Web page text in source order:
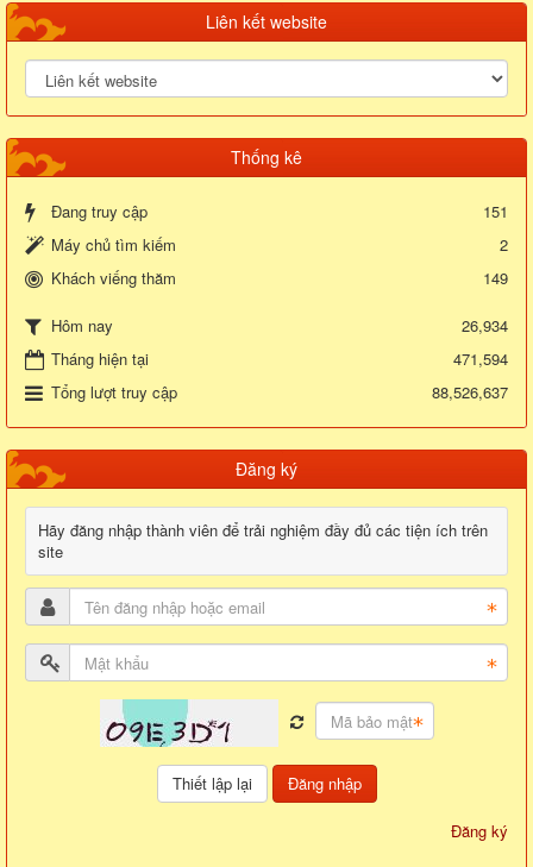
Liên kết website
Thống kê
Đang truy cập
151
Máy chủ tìm kiếm
2
Khách viếng thăm
149
Hôm nay
26,934
Tháng hiện tại
471,594
Tổng lượt truy cập
88,526,637
Đăng ký
Hãy đăng nhập thành viên để trải nghiệm đầy đủ các tiện ích trên
site
Đăng nhập
Đăng ký